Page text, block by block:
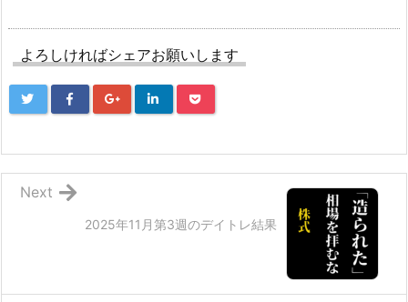
よろしければシェアお願いします
2025年11月第3週のデイトレ結果
Next